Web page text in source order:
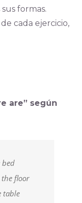
formas.
cada ejercicio,
are” según
bed
the floor
table